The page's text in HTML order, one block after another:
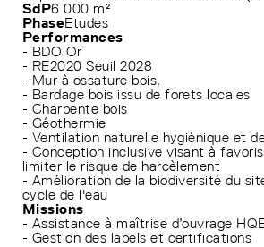
SdP6 000 m²
PhaseEtudes
Performances
- BDO Or
- RE2020 Seuil 2028
- Mur à ossature bois,
- Bardage bois issu de forets locales
- Charpente bois
- Géothermie
- Ventilation naturelle hygiénique et
- Conception inclusive visant à
limiter le risque de harcèlement
- Amélioration de la biodiversité du
cycle de l'eau
Missions
- Assistance à maîtrise d’ouvrage
- Gestion des labels et certifications